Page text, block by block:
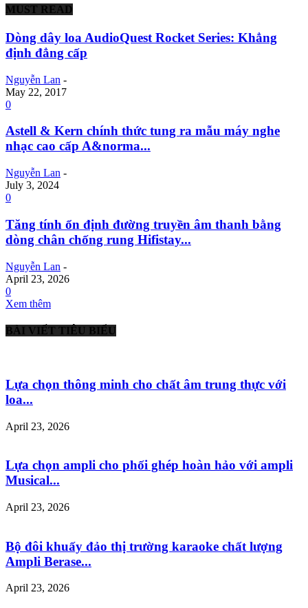
MUST READ
Dòng dây loa AudioQuest Rocket Series: Khẳng
định đẳng cấp
Nguyễn Lan -
May 22, 2017
0
Astell & Kern chính thức tung ra mẫu máy nghe
nhạc cao cấp A&norma...
Nguyễn Lan -
July 3, 2024
0
Tăng tính ổn định đường truyền âm thanh bằng
dòng chân chống rung Hifistay...
Nguyễn Lan -
April 23, 2026
0
Xem thêm
BÀI VIẾT TIÊU BIỂU
Lựa chọn thông minh cho chất âm trung thực với
loa...
April 23, 2026
Lựa chọn ampli cho phối ghép hoàn hảo với ampli
Musical...
April 23, 2026
Bộ đôi khuấy đảo thị trường karaoke chất lượng
Ampli Berase...
April 23, 2026